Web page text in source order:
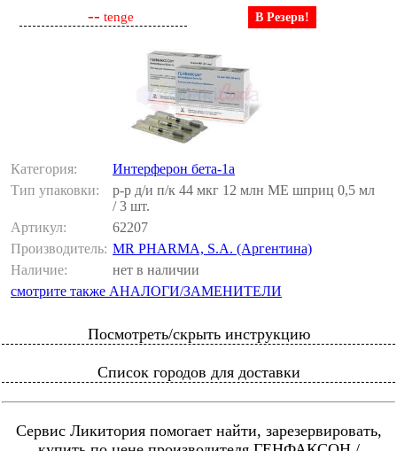
-- tenge В Резерв!
Категория:
Интерферон бета-1а
Тип упаковки:
р-р д/и п/к 44 мкг 12 млн МЕ шприц 0,5 мл
/ 3 шт.
Артикул:
62207
Производитель: MR PHARMA, S.A. (Аргентина)
Наличие:
нет в наличии
смотрите также АНАЛОГИ/ЗАМЕНИТЕЛИ
Посмотреть/скрыть инструкцию
Список городов для доставки
Сервис Ликитория помогает найти, зарезервировать,